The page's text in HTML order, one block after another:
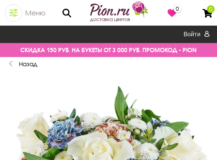
Меню
0 0
Войти
СКИДКА 150 РУБ. НА БУКЕТЫ ОТ 3 000 РУБ. ПРОМОКОД - PION
Назад